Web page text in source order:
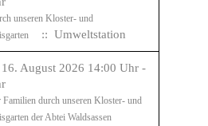
unseren Kloster- und
:: Umweltstation
16. August 2026 14:00 Uhr -
durch unseren Kloster- und
der Abtei Waldsassen